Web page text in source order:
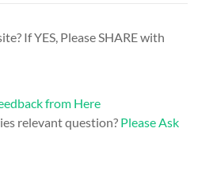
If YES, Please SHARE with
from Here
relevant question? Please Ask